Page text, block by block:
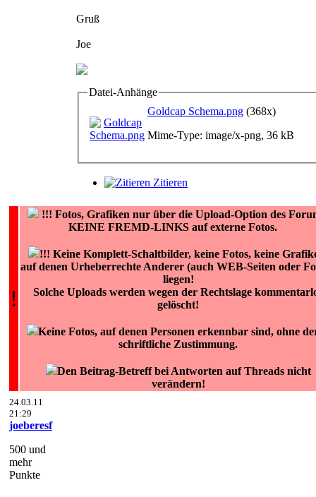
Gruß
Joe
Datei-Anhänge
Goldcap Schema.png (368x)
Mime-Type: image/x-png, 36 kB
Zitieren
!
!!! Fotos, Grafiken nur über die Upload-Option des
KEINE FREMD-LINKS auf externe Fotos.
!!! Keine Komplett-Schaltbilder, keine Fotos, keine
auf denen Urheberrechte Anderer (auch WEB-Seiten oder
liegen!
Solche Uploads werden wegen der Rechtslage
gelöscht!
Keine Fotos, auf denen Personen erkennbar sind, ohne
schriftliche Zustimmung.
Den Beitrag-Betreff bei Antworten auf Threads nicht
verändern!
24.03.11
21:29
joeberesf
500 und
mehr
Punkte